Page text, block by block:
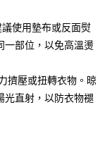
使用墊布或反面熨
一部位，以免高溫燙
擠壓或扭轉衣物。晾
光直射，以防衣物褪